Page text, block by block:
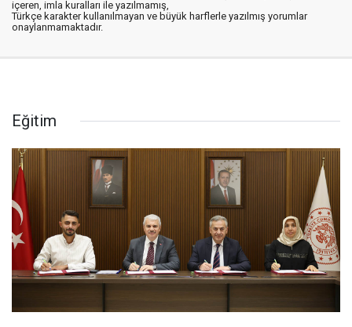
içeren, imla kuralları ile yazılmamış,
Türkçe karakter kullanılmayan ve büyük harflerle yazılmış yorumlar
onaylanmamaktadır.
Eğitim